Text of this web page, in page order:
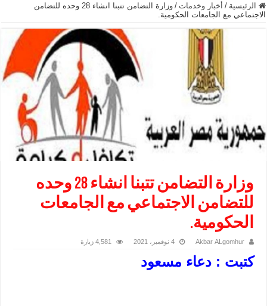
الرئيسية / أخبار وخدمات /
وزارة التضامن تتبنا انشاء 28 وحده للتضامن
الاجتماعي مع الجامعات الحكومية.
وزارة التضامن تتبنا انشاء 28 وحده
للتضامن الاجتماعي مع الجامعات
الحكومية.
Akbar ALgomhur 4 نوفمبر، 2021 4,581 زيارة
كتبت : دعاء مسعود